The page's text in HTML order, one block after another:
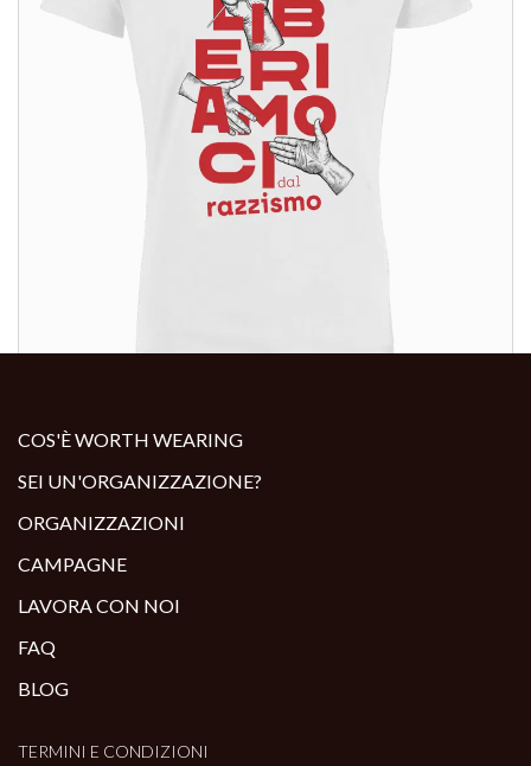
COS'È WORTH WEARING
SEI UN'ORGANIZZAZIONE?
ORGANIZZAZIONI
CAMPAGNE
LAVORA CON NOI
FAQ
BLOG
TERMINI E CONDIZIONI